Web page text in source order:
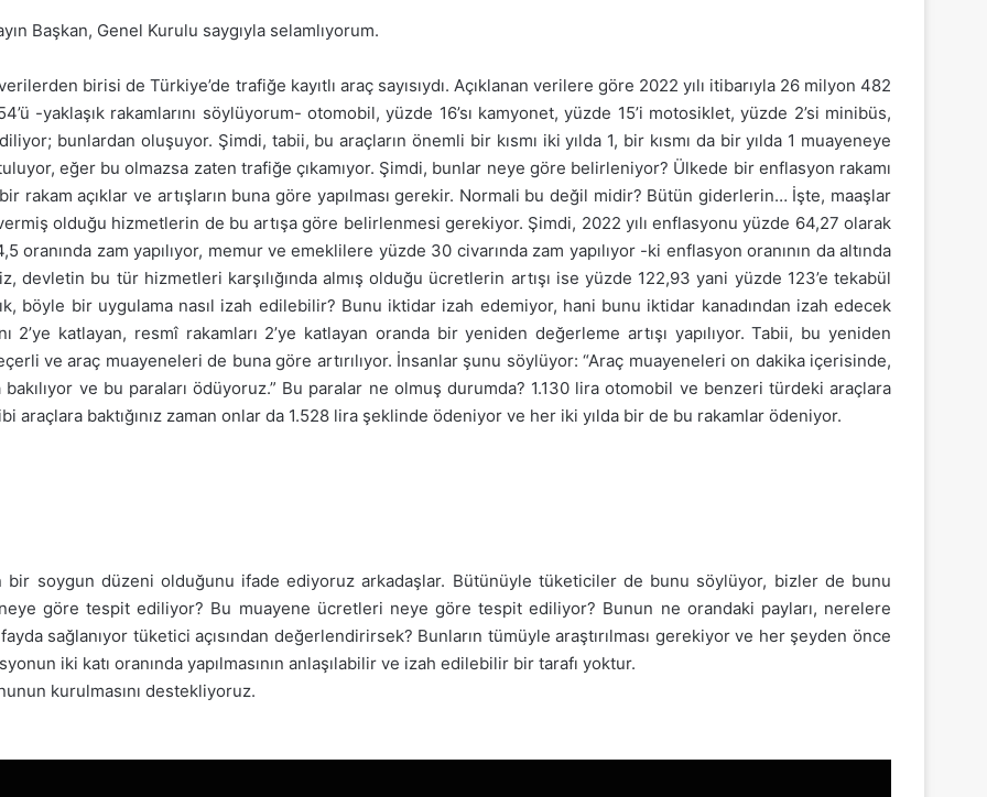
Başkan, Genel Kurulu saygıyla selamlıyorum.
birisi de Türkiye’de trafiğe kayıtlı araç sayısıydı. Açıklanan verilere göre 2022 yılı itibarıyla 26 milyon 482
-yaklaşık rakamlarını söylüyorum- otomobil, yüzde 16’sı kamyonet, yüzde 15’i motosiklet, yüzde 2’si minibüs,
bunlardan oluşuyor. Şimdi, tabii, bu araçların önemli bir kısmı iki yılda 1, bir kısmı da bir yılda 1 muayeneye
eğer bu olmazsa zaten trafiğe çıkamıyor. Şimdi, bunlar neye göre belirleniyor? Ülkede bir enflasyon rakamı
rakam açıklar ve artışların buna göre yapılması gerekir. Normali bu değil midir? Bütün giderlerin… İşte, maaşlar
olduğu hizmetlerin de bu artışa göre belirlenmesi gerekiyor. Şimdi, 2022 yılı enflasyonu yüzde 64,27 olarak
oranında zam yapılıyor, memur ve emeklilere yüzde 30 civarında zam yapılıyor -ki enflasyon oranının da altında
devletin bu tür hizmetleri karşılığında almış olduğu ücretlerin artışı ise yüzde 122,93 yani yüzde 123’e tekabül
böyle bir uygulama nasıl izah edilebilir? Bunu iktidar izah edemiyor, hani bunu iktidar kanadından izah edecek
2’ye katlayan, resmî rakamları 2’ye katlayan oranda bir yeniden değerleme artışı yapılıyor. Tabii, bu yeniden
ve araç muayeneleri de buna göre artırılıyor. İnsanlar şunu söylüyor: “Araç muayeneleri on dakika içerisinde,
ve bu paraları ödüyoruz.” Bu paralar ne olmuş durumda? 1.130 lira otomobil ve benzeri türdeki araçlara
baktığınız zaman onlar da 1.528 lira şeklinde ödeniyor ve her iki yılda bir de bu rakamlar ödeniyor.
bir soygun düzeni olduğunu ifade ediyoruz arkadaşlar. Bütünüyle tüketiciler de bunu söylüyor, bizler de bunu
göre tespit ediliyor? Bu muayene ücretleri neye göre tespit ediliyor? Bunun ne orandaki payları, nerelere
sağlanıyor tüketici açısından değerlendirirsek? Bunların tümüyle araştırılması gerekiyor ve her şeyden önce
iki katı oranında yapılmasının anlaşılabilir ve izah edilebilir bir tarafı yoktur.
kurulmasını destekliyoruz.